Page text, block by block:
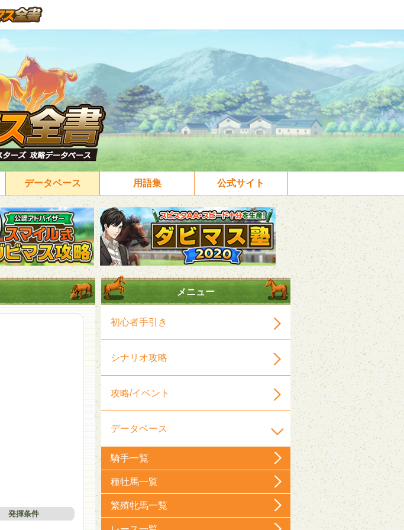
データベース 用語集 公式サイト
発揮条件
メニュー
初心者手引き
シナリオ攻略
攻略/イベント
データベース
騎手一覧
種牡馬一覧
繁殖牝馬一覧